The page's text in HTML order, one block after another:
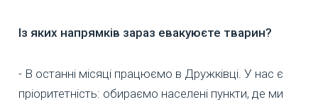
Із яких напрямків зараз евакуюєте тварин?
- В останні місяці працюємо в Дружківці. У нас є
пріоритетність: обираємо населені пункти, де ми